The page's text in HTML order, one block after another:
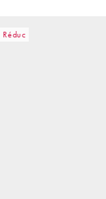
Réduc